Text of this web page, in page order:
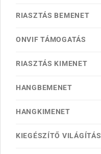
RIASZTÁS BEMENET
ONVIF TÁMOGATÁS
RIASZTÁS KIMENET
HANGBEMENET
HANGKIMENET
KIEGÉSZÍTŐ VILÁGÍTÁS